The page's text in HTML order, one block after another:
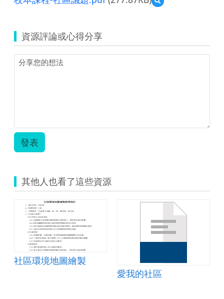
覽
程-
社
資源評論或心得分享
發表
其他人也看了這些資源
社區環境地圖繪製
愛我的社區